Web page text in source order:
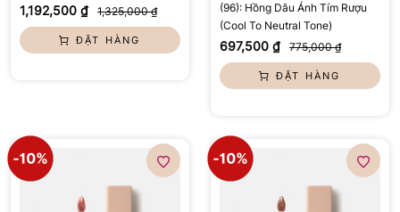
1,192,500 ₫ 1,325,000 ₫
ĐẶT HÀNG
(96): Hồng Dâu Ánh Tím Rượu
(Cool To Neutral Tone)
697,500 ₫ 775,000 ₫
ĐẶT HÀNG